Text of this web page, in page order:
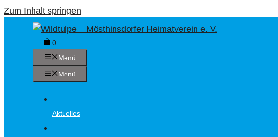
Zum Inhalt springen
0
Menü
Menü
Aktuelles